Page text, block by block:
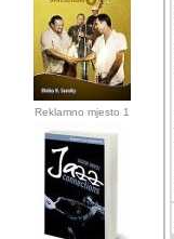
Reklamno mjesto 1